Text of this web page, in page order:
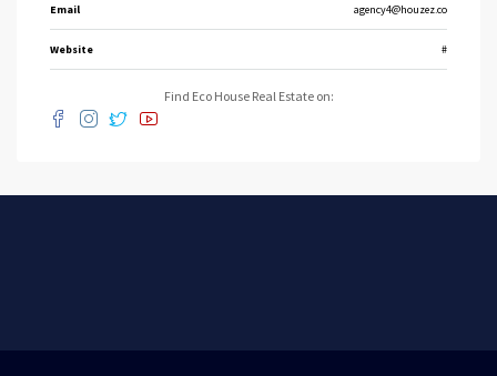
Email agency4@houzez.co
Website #
Find Eco House Real Estate on: